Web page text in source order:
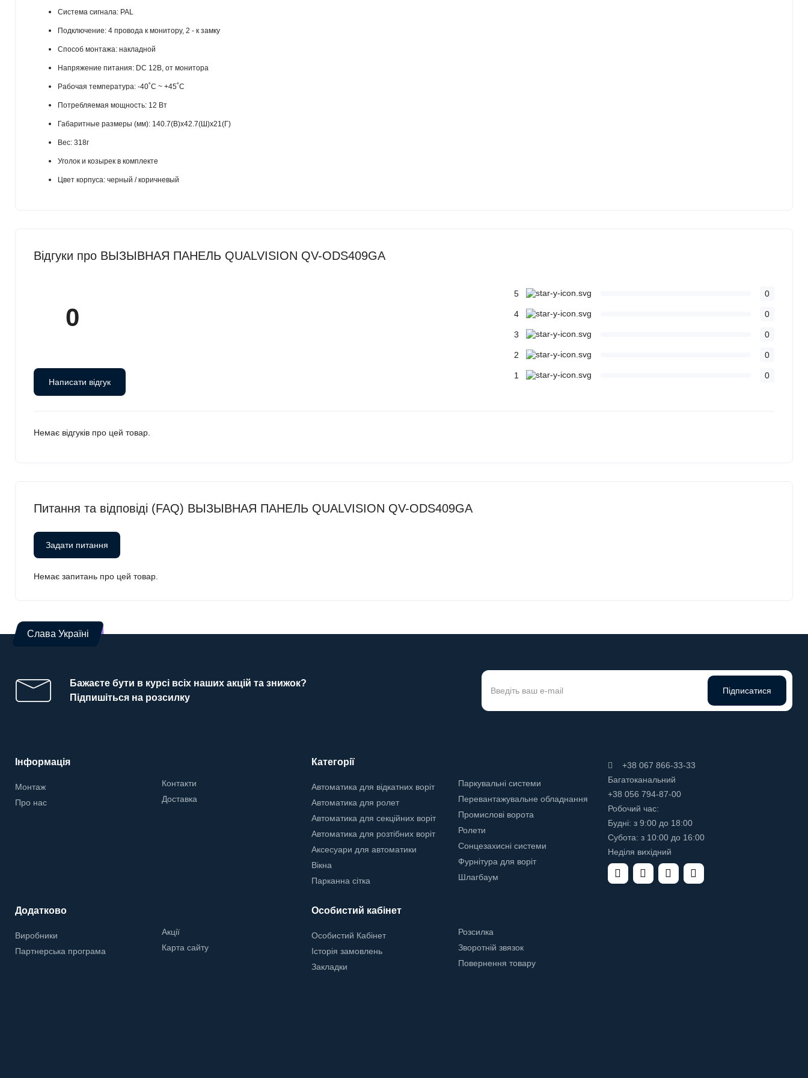
Система сигнала: PAL
Подключение: 4 провода к монитору, 2 - к замку
Способ монтажа: накладной
Напряжение питания: DC 12В, от монитора
Рабочая температура: -40˚С ~ +45˚C
Потребляемая мощность: 12 Вт
Габаритные размеры (мм): 140.7(В)х42.7(Ш)х21(Г)
Вес: 318г
Уголок и козырек в комплекте
Цвет корпуса: черный / коричневый
Відгуки про ВЫЗЫВНАЯ ПАНЕЛЬ QUALVISION QV-ODS409GA
0
Написати відгук
5 0
4 0
3 0
2 0
1 0
Немає відгуків про цей товар.
Питання та відповіді (FAQ) ВЫЗЫВНАЯ ПАНЕЛЬ QUALVISION QV-ODS409GA
Задати питання
Немає запитань про цей товар.
Слава Україні
Бажаєте бути в курсі всіх наших акцій та знижок?
Підпишіться на розсилку
Підписатися
Інформація
Монтаж
Про нас
Контакти
Доставка
Категорії
Автоматика для відкатних воріт
Автоматика для ролет
Автоматика для секційних воріт
Автоматика для розтібних воріт
Аксесуари для автоматики
Вікна
Парканна сітка
Паркувальні системи
Перевантажувальне обладнання
Промислові ворота
Ролети
Сонцезахисні системи
Фурнітура для воріт
Шлагбаум
Додатково
Виробники
Партнерська програма
Акції
Карта сайту
Особистий кабінет
Особистий Кабінет
Історія замовлень
Закладки
Розсилка
Зворотній звязок
Повернення товару
+38 067 866-33-33
Багатоканальний
+38 056 794-87-00
Робочий час:
Будні: з 9:00 до 18:00
Субота: з 10:00 до 16:00
Неділя вихідний